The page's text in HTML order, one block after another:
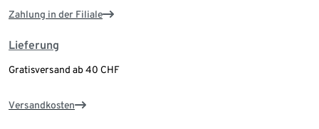
Zahlung in der Filiale
Lieferung
Gratisversand ab 40 CHF
Versandkosten